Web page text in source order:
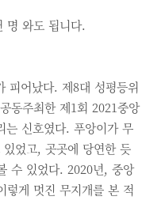
명 와도 됩니다.
피어났다. 제8대 성평등위
동주최한 제1회 2021중앙
는 신호였다. 푸앙이가 무
었고, 곳곳에 당연한 듯
수 있었다. 2020년, 중앙
렇게 멋진 무지개를 본 적